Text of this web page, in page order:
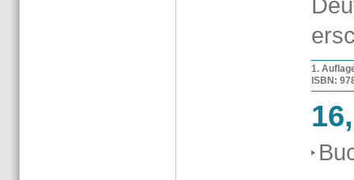
1.
ISBN: